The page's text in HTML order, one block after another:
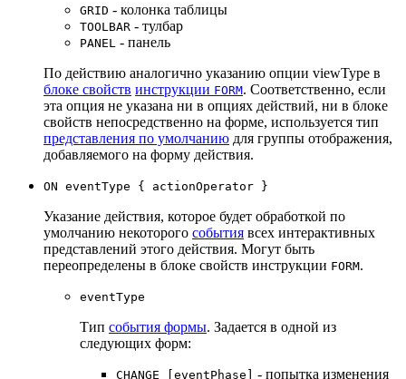
GRID - колонка таблицы
TOOLBAR - тулбар
PANEL - панель
По действию аналогично указанию опции viewType в
блоке свойств инструкции FORM. Соответственно, если
эта опция не указана ни в опциях действий, ни в блоке
свойств непосредственно на форме, используется тип
представления по умолчанию для группы отображения,
добавляемого на форму действия.
ON eventType { actionOperator }
Указание действия, которое будет обработкой по
умолчанию некоторого события всех интерактивных
представлений этого действия. Могут быть
переопределены в блоке свойств инструкции FORM.
eventType
Тип события формы. Задается в одной из
следующих форм:
CHANGE [eventPhase] - попытка изменения